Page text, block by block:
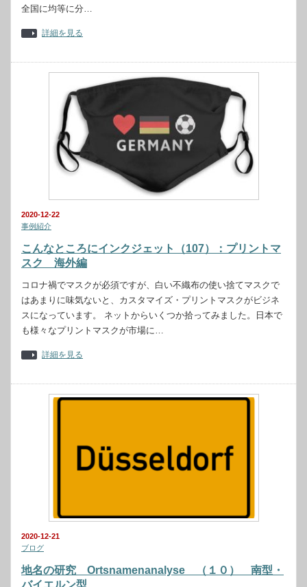
全国に均等に分…
詳細を見る
2020-12-22
事例紹介
こんなところにインクジェット（107）：プリントマ
スク 海外編
コロナ禍でマスクが必須ですが、白い不織布の使い捨てマスクで
はあまりに味気ないと、カスタマイズ・プリントマスクがビジネ
スになっています。 ネットからいくつか拾ってみました。日本で
も様々なプリントマスクが市場に…
詳細を見る
2020-12-21
ブログ
地名の研究 Ortsnamenanalyse （１０） 南型・